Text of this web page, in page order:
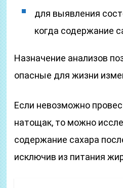
для выявления
когда содержание
Назначение анализов
опасные для жизни
Если невозможно
натощак, то можно
содержание сахара
исключив из питания